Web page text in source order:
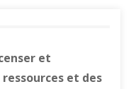
et
et des